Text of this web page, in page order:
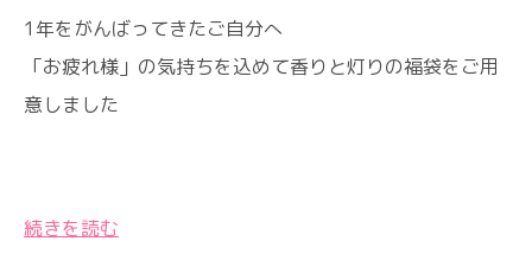
1年をがんばってきたご自分へ
「お疲れ様」の気持ちを込めて香りと灯りの福袋をご用
意しました
続きを読む